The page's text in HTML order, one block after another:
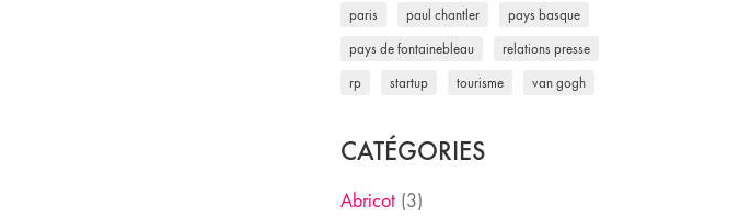
paris paul chantler pays basque
pays de fontainebleau relations presse
rp startup tourisme van gogh
CATÉGORIES
Abricot(3)